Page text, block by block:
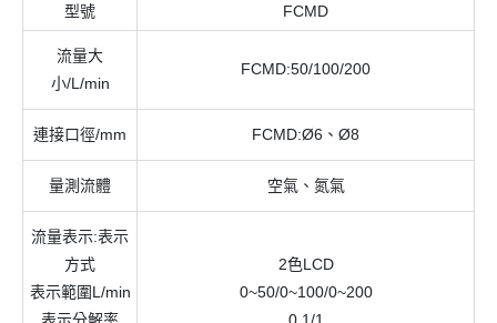
型號 FCMD
流量大
小/L/min
FCMD:50/100/200
連接口徑/mm FCMD:Ø6、Ø8
量測流體 空氣、氮氣
流量表示:表示
方式
表示範圍L/min
2色LCD
0~50/0~100/0~200